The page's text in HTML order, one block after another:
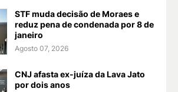
STF muda decisão de Moraes e
reduz pena de condenada por 8 de
janeiro
Agosto 07, 2026
CNJ afasta ex-juíza da Lava Jato
por dois anos